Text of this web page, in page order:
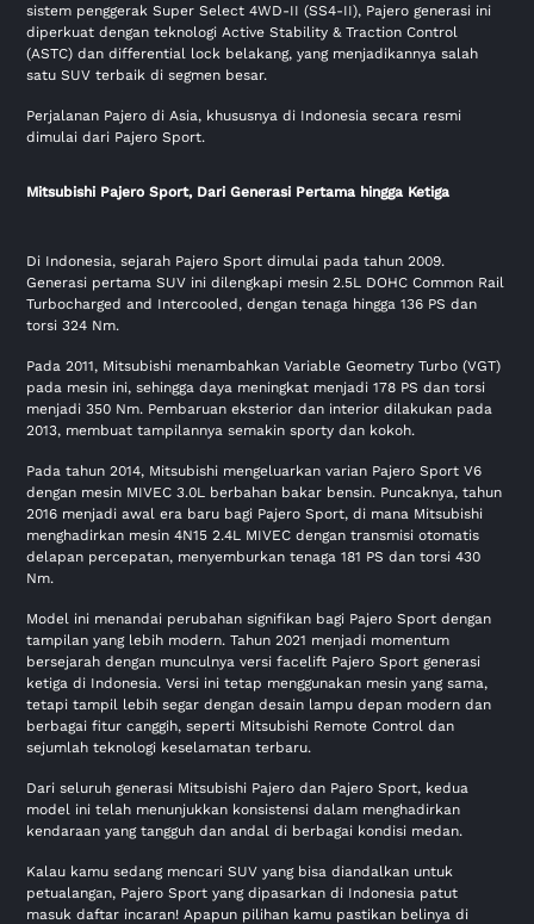
sistem penggerak Super Select 4WD-II (SS4-II), Pajero generasi ini
diperkuat dengan teknologi Active Stability & Traction Control
(ASTC) dan differential lock belakang, yang menjadikannya salah
satu SUV terbaik di segmen besar.
Perjalanan Pajero di Asia, khususnya di Indonesia secara resmi
dimulai dari Pajero Sport.
Mitsubishi Pajero Sport, Dari Generasi Pertama hingga Ketiga
Di Indonesia, sejarah Pajero Sport dimulai pada tahun 2009.
Generasi pertama SUV ini dilengkapi mesin 2.5L DOHC Common Rail
Turbocharged and Intercooled, dengan tenaga hingga 136 PS dan
torsi 324 Nm.
Pada 2011, Mitsubishi menambahkan Variable Geometry Turbo (VGT)
pada mesin ini, sehingga daya meningkat menjadi 178 PS dan torsi
menjadi 350 Nm. Pembaruan eksterior dan interior dilakukan pada
2013, membuat tampilannya semakin sporty dan kokoh.
Pada tahun 2014, Mitsubishi mengeluarkan varian Pajero Sport V6
dengan mesin MIVEC 3.0L berbahan bakar bensin. Puncaknya, tahun
2016 menjadi awal era baru bagi Pajero Sport, di mana Mitsubishi
menghadirkan mesin 4N15 2.4L MIVEC dengan transmisi otomatis
delapan percepatan, menyemburkan tenaga 181 PS dan torsi 430
Nm.
Model ini menandai perubahan signifikan bagi Pajero Sport dengan
tampilan yang lebih modern. Tahun 2021 menjadi momentum
bersejarah dengan munculnya versi facelift Pajero Sport generasi
ketiga di Indonesia. Versi ini tetap menggunakan mesin yang sama,
tetapi tampil lebih segar dengan desain lampu depan modern dan
berbagai fitur canggih, seperti Mitsubishi Remote Control dan
sejumlah teknologi keselamatan terbaru.
Dari seluruh generasi Mitsubishi Pajero dan Pajero Sport, kedua
model ini telah menunjukkan konsistensi dalam menghadirkan
kendaraan yang tangguh dan andal di berbagai kondisi medan.
Kalau kamu sedang mencari SUV yang bisa diandalkan untuk
petualangan, Pajero Sport yang dipasarkan di Indonesia patut
masuk daftar incaran! Apapun pilihan kamu pastikan belinya di